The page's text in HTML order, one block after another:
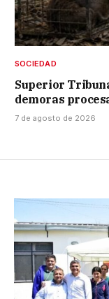
SOCIEDAD
Superior
demoras
7 de agosto de 2026